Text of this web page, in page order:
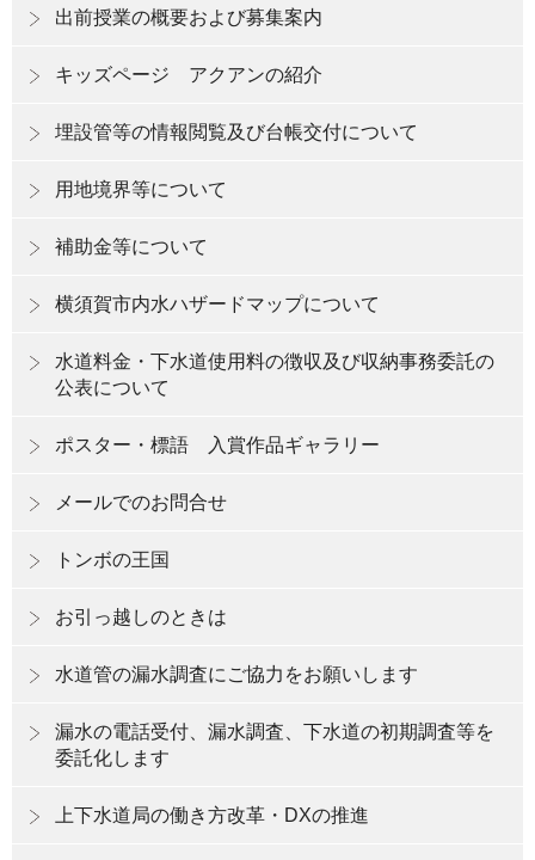
出前授業の概要および募集案内
キッズページ アクアンの紹介
埋設管等の情報閲覧及び台帳交付について
用地境界等について
補助金等について
横須賀市内水ハザードマップについて
水道料金・下水道使用料の徴収及び収納事務委託の
公表について
ポスター・標語 入賞作品ギャラリー
メールでのお問合せ
トンボの王国
お引っ越しのときは
水道管の漏水調査にご協力をお願いします
漏水の電話受付、漏水調査、下水道の初期調査等を
委託化します
上下水道局の働き方改革・DXの推進